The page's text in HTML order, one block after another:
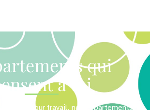
qui
à toi
ou pour travail, nos appartements